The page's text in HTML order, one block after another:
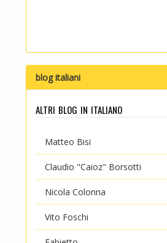
blog italiani
altri blog in italiano
Matteo Bisi
Claudio "Caioz" Borsotti
Nicola Colonna
Vito Foschi